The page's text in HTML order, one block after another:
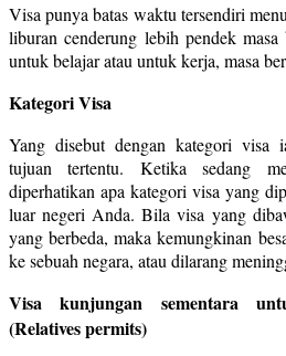
Visa punya batas waktu tersendiri
liburan cenderung lebih pendek
untuk belajar atau untuk kerja, masa
Kategori Visa
Yang disebut dengan kategori visa
tujuan tertentu. Ketika sedang
diperhatikan apa kategori visa yang
luar negeri Anda. Bila visa yang
yang berbeda, maka kemungkinan
ke sebuah negara, atau dilarang
Visa kunjungan sementara
(Relatives permits)